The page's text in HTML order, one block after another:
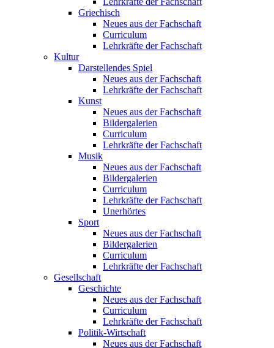
Griechisch
Neues aus der Fachschaft
Curriculum
Lehrkräfte der Fachschaft
Kultur
Darstellendes Spiel
Neues aus der Fachschaft
Lehrkräfte der Fachschaft
Kunst
Neues aus der Fachschaft
Bildergalerien
Curriculum
Lehrkräfte der Fachschaft
Musik
Neues aus der Fachschaft
Bildergalerien
Curriculum
Lehrkräfte der Fachschaft
Unerhörtes
Sport
Neues aus der Fachschaft
Bildergalerien
Curriculum
Lehrkräfte der Fachschaft
Gesellschaft
Geschichte
Neues aus der Fachschaft
Curriculum
Lehrkräfte der Fachschaft
Politik-Wirtschaft
Neues aus der Fachschaft